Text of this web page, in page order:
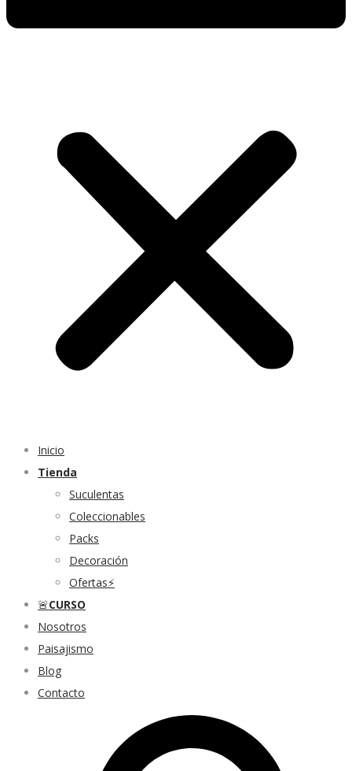
Inicio
Tienda
Suculentas
Coleccionables
Packs
Decoración
Ofertas⚡
🚨CURSO
Nosotros
Paisajismo
Blog
Contacto